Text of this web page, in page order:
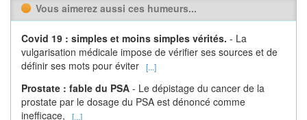
Vous aimerez aussi ces humeurs...
Covid 19 : simples et moins simples vérités. - La
vulgarisation médicale impose de vérifier ses sources et de
définir ses mots pour éviter [...]
Prostate : fable du PSA - Le dépistage du cancer de la
prostate par le dosage du PSA est dénoncé comme
inefficace,
[...]